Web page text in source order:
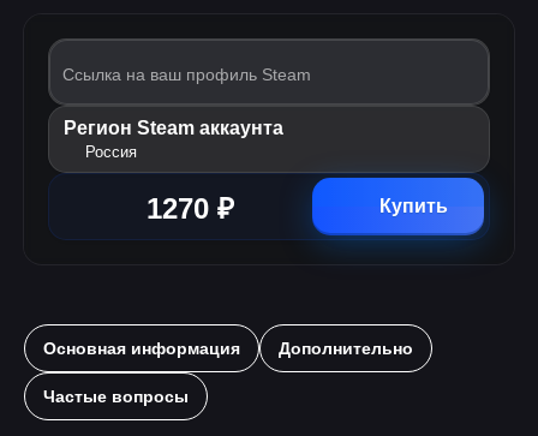
Ссылка на ваш профиль Steam
Регион Steam аккаунта
Россия
1270 ₽ Купить
Основная информация Дополнительно
Частые вопросы